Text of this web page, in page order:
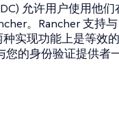
允许用户使用他
。Rancher 支持
实现功能上是等效
您的身份验证提供者